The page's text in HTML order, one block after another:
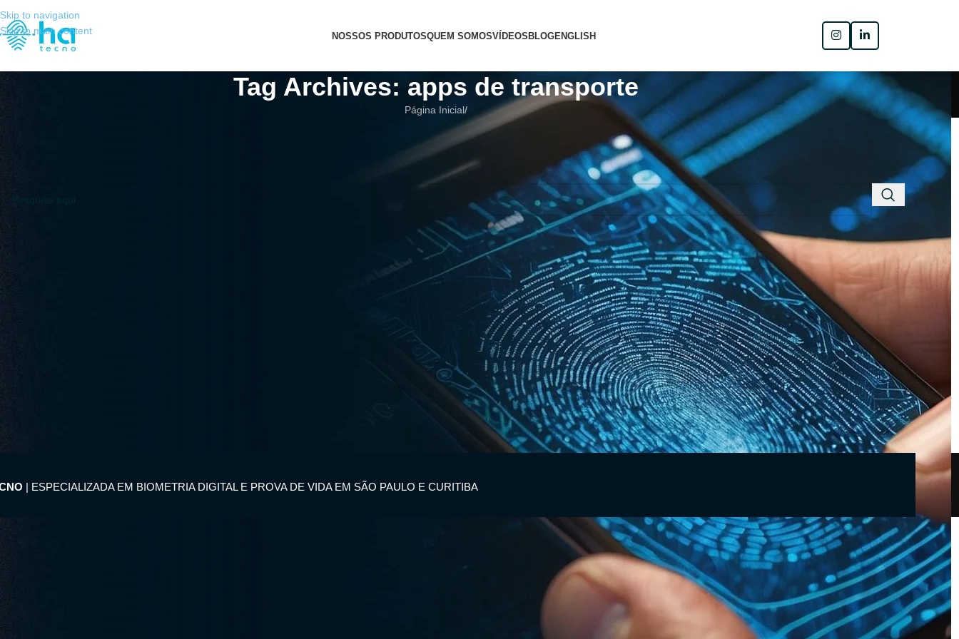
Skip to navigation
Skip to main content
NOSSOS PRODUTOSQUEM SOMOSVÍDEOSBLOGENGLISH
Tag Archives: apps de transporte
Página Inicial/
Não Encontrado
Desculpas, mas nenhum resultado foi encontrado. Talvez a pesquisa vai ajudar a encontrar um post relacionado.
| ESPECIALIZADA EM BIOMETRIA DIGITAL E PROVA DE VIDA EM SÃO PAULO E CURITIBA